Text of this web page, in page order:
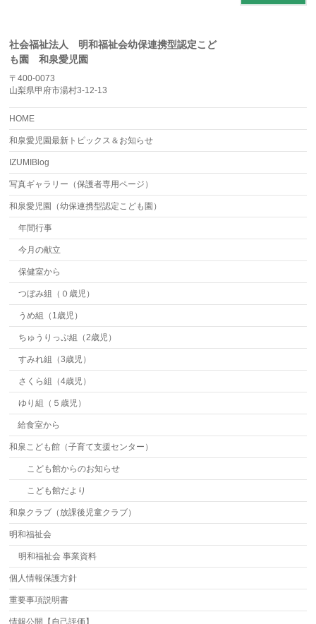
社会福祉法人 明和福祉会幼保連携型認定こど
も園 和泉愛児園
〒400-0073
山梨県甲府市湯村3-12-13
HOME
和泉愛児園最新トピックス＆お知らせ
IZUMIBlog
写真ギャラリー（保護者専用ページ）
和泉愛児園（幼保連携型認定こども園）
年間行事
今月の献立
保健室から
つぼみ組（０歳児）
うめ組（1歳児）
ちゅうりっぷ組（2歳児）
すみれ組（3歳児）
さくら組（4歳児）
ゆり組（５歳児）
給食室から
和泉こども館（子育て支援センター）
こども館からのお知らせ
こども館だより
和泉クラブ（放課後児童クラブ）
明和福祉会
明和福祉会 事業資料
個人情報保護方針
重要事項説明書
情報公開【自己評価】